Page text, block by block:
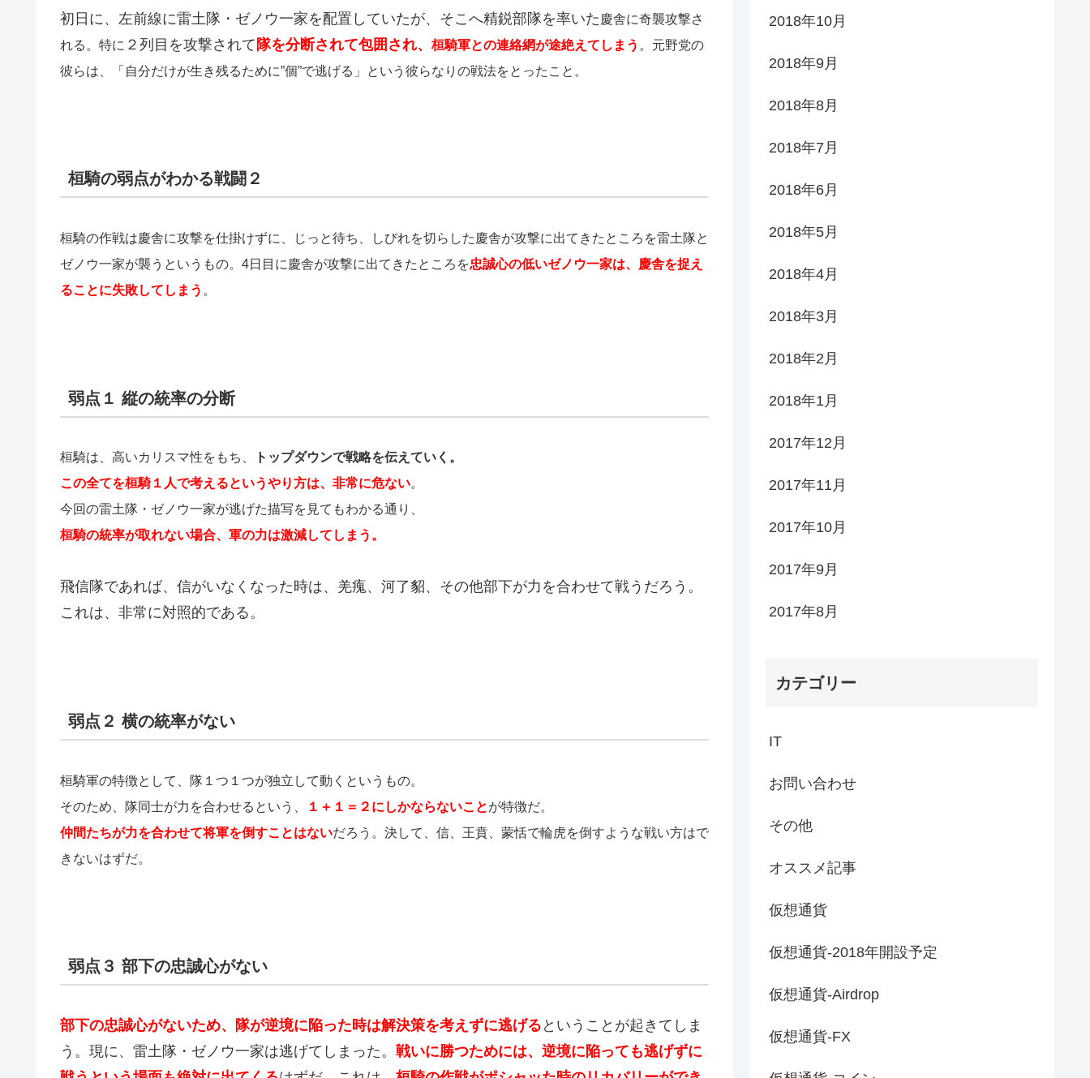
初日に、左前線に雷土隊・ゼノウ一家を配置していたが、そこへ精鋭部隊を率いた 慶舎に奇襲攻撃さ
れる。特に ２列目を攻撃されて 隊を分断されて包囲され、 桓騎軍との連絡網が途絶えてしまう 。元野党の
彼らは、「自分だけが生き残るために”個”で逃げる」という彼らなりの戦法をとったこと。
桓騎の弱点がわかる戦闘２
桓騎の作戦は慶舎に攻撃を仕掛けずに、じっと待ち、しびれを切らした慶舎が攻撃に出てきたところを雷土隊と
ゼノウ一家が襲うというもの。4日目に慶舎が攻撃に出てきたところを忠誠心の低いゼノウ一家は、慶舎を捉え
ることに失敗してしまう 。
弱点１ 縦の統率の分断
桓騎は、高いカリスマ性をもち、
トップダウンで戦略を伝えていく。
この全てを桓騎１人で考えるというやり方は、非常に危ない。
今回の雷土隊・ゼノウ一家が逃げた描写を見てもわかる通り、
桓騎の統率が取れない場合、軍の力は激減してしまう。
飛信隊であれば、信がいなくなった時は、羌瘣、河了貂、その他部下が力を合わせて戦うだろう。
これは、非常に対照的である。
弱点２ 横の統率がない
桓騎軍の特徴として、隊１つ１つが独立して動くというもの。
そのため、隊同士が力を合わせるという、
１＋１＝２にしかならないことが特徴だ。
仲間たちが力を合わせて将軍を倒すことはないだろう。決して、信、王賁、蒙恬で輪虎を倒すような戦い方はで
きないはずだ。
弱点３ 部下の忠誠心がない
部下の忠誠心がないため、隊が逆境に陥った時は解決策を考えずに逃げる ということが起きてしま
う。現に、雷土隊・ゼノウ一家は逃げてしまった。 戦いに勝つためには、逆境に陥っても逃げずに
2018年10月
2018年9月
2018年8月
2018年7月
2018年6月
2018年5月
2018年4月
2018年3月
2018年2月
2018年1月
2017年12月
2017年11月
2017年10月
2017年9月
2017年8月
カテゴリー
IT
お問い合わせ
その他
オススメ記事
仮想通貨
仮想通貨-2018年開設予定
仮想通貨-Airdrop
仮想通貨-FX